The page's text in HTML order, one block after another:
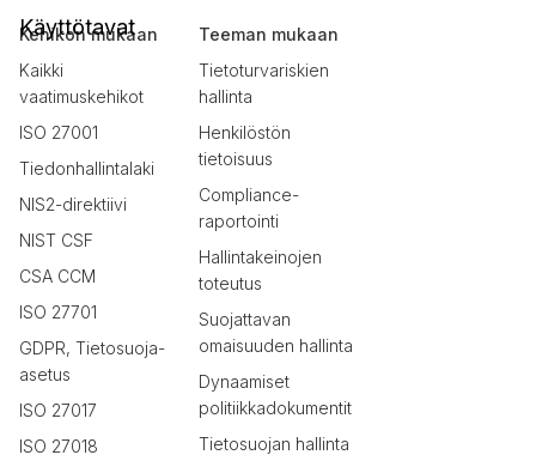
Käyttötavat
Kehikon mukaan
Kaikki
vaatimuskehikot
ISO 27001
Tiedonhallintalaki
NIS2-direktiivi
NIST CSF
CSA CCM
ISO 27701
GDPR, Tietosuoja-
asetus
ISO 27017
ISO 27018
Teeman mukaan
Tietoturvariskien
hallinta
Henkilöstön
tietoisuus
Compliance-
raportointi
Hallintakeinojen
toteutus
Suojattavan
omaisuuden hallinta
Dynaamiset
politiikkadokumentit
Tietosuojan hallinta